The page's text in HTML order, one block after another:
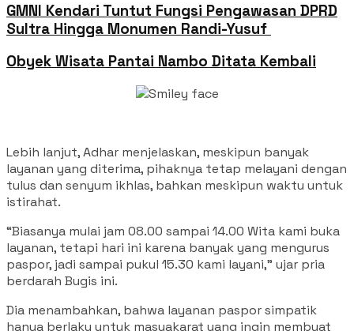
GMNI Kendari Tuntut Fungsi Pengawasan DPRD
Sultra Hingga Monumen Randi-Yusuf ‎
Obyek Wisata Pantai Nambo Ditata Kembali
Lebih lanjut, Adhar menjelaskan, meskipun banyak
layanan yang diterima, pihaknya tetap melayani dengan
tulus dan senyum ikhlas, bahkan meskipun waktu untuk
istirahat.
“Biasanya mulai jam 08.00 sampai 14.00 Wita kami buka
layanan, tetapi hari ini karena banyak yang mengurus
paspor, jadi sampai pukul 15.30 kami layani,” ujar pria
berdarah Bugis ini.
Dia menambahkan, bahwa layanan paspor simpatik
hanya berlaku untuk masyakarat yang ingin membuat